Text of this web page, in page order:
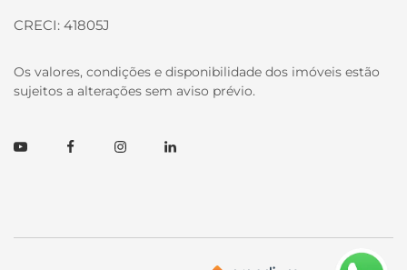
CRECI: 41805J
Os valores, condições e disponibilidade dos imóveis estão
sujeitos a alterações sem aviso prévio.
YoutubeFacebookInstagramLinkedin